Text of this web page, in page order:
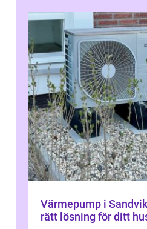
Värmepump i
rätt lösning för ditt